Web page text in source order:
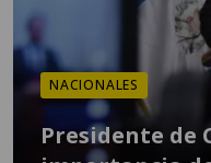
NACIONALES
Presidente de